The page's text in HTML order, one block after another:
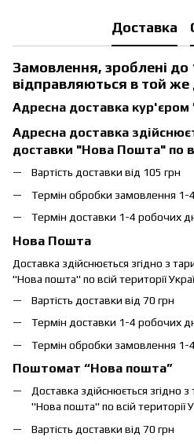
Доставка
Замовлення, зроблені до
відправляються в той же
Адресна доставка
Адресна доставка
доставки "Нова Пошта" по
Вартість доставки від 105 грн
Термін обробки замовлення 1-
Термін доставки 1-4 робочих
Нова Пошта
Доставка здійснюється згідно з
"Нова пошта" по всій території
Вартість доставки від 70 грн
Термін доставки 1-4 робочих
Термін обробки замовлення 1-
Поштомат “Нова пошта”
Доставка здійснюється згідно
"Нова пошта" по всій території
Вартість доставки від 70 грн